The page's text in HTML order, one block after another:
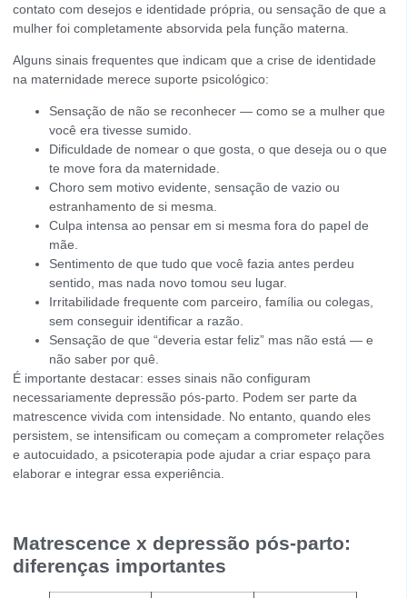
contato com desejos e identidade própria, ou sensação de que a
mulher foi completamente absorvida pela função materna.
Alguns sinais frequentes que indicam que a crise de identidade
na maternidade merece suporte psicológico:
Sensação de não se reconhecer — como se a mulher que
você era tivesse sumido.
Dificuldade de nomear o que gosta, o que deseja ou o que
te move fora da maternidade.
Choro sem motivo evidente, sensação de vazio ou
estranhamento de si mesma.
Culpa intensa ao pensar em si mesma fora do papel de
mãe.
Sentimento de que tudo que você fazia antes perdeu
sentido, mas nada novo tomou seu lugar.
Irritabilidade frequente com parceiro, família ou colegas,
sem conseguir identificar a razão.
Sensação de que “deveria estar feliz” mas não está — e
não saber por quê.
É importante destacar: esses sinais não configuram
necessariamente depressão pós-parto. Podem ser parte da
matrescence vivida com intensidade. No entanto, quando eles
persistem, se intensificam ou começam a comprometer relações
e autocuidado, a psicoterapia pode ajudar a criar espaço para
elaborar e integrar essa experiência.
Matrescence x depressão pós-parto:
diferenças importantes